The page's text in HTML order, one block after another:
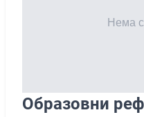
Образовни